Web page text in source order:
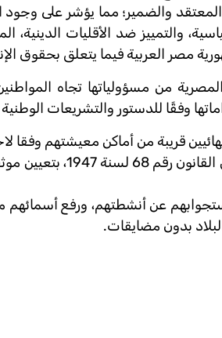
والضمير؛ مما يؤشر على وجود
مصر العربية فيما يتعلق بحقوق
من مسؤولياتها تجاه المواطنين
وفقًا للدستور والتشريعات
قريبة من أماكن معيشتهم وفقا
أن يصدر وزير العدل
عن أنشطتهم، ورفع
بدون مضايقات.